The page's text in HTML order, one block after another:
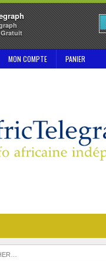
MON COMPTE PANIER